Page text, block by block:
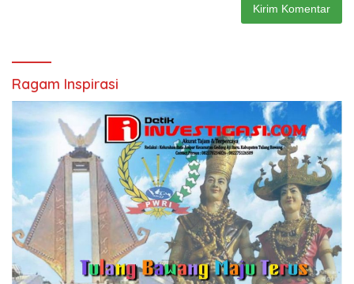
Ragam Inspirasi